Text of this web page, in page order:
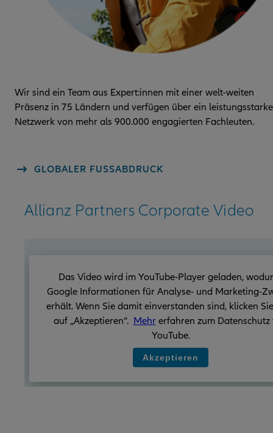
Wir sind ein Team aus Expert:innen mit einer welt-weiten
Präsenz in 75 Ländern und verfügen über ein
Netzwerk von mehr als 900.000 engagierten Fachleuten.
GLOBALER FUSSABDRUCK
Allianz Partners Corporate Video
Das Video wird im YouTube-Player geladen,
Google Informationen für Analyse- und Marketing-
erhält. Wenn Sie damit einverstanden sind, klicken
auf „Akzeptieren“. Mehr erfahren zum Datenschutz
YouTube.
Akzeptieren